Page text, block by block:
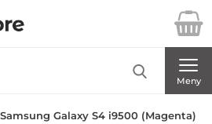
för Danira Telecom AB
Meny
Galaxy S4 i9500 (Magenta)